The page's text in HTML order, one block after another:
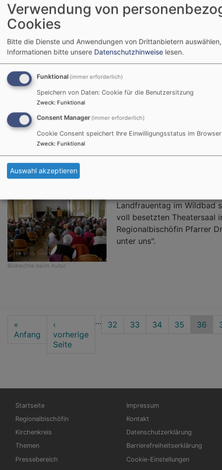
850 Jahre Kirche in Neusitz
Landfrauentag m.
Rothenburg
Bildrechte beim Autor
Landfrauentag im Wildbad
voll besetzten Theatersaal
Regionalbischöfin Pfarrer
unter uns".
Seitennummerierung
First
page
«
Anfang
Vorherige
Seite
‹
vorherige
Seite
… Seite
32 Seite
33 Seite
34 Seite
35 36
Hauptnavigation
Startseite
Regionalbischöfin
Kirchenkreis
Themen
Pressebereich
Fußbereichsmenü
Impressum
Kontakt
Datenschutzerklärung
Barrierefreiheitserklärung
Cookie-Einstellungen
Verwendung von
Cookies
Bitte die Dienste und Anwendungen von Drittanbietern
Informationen bitte unsere Datenschutzhinweise lesen.
Funktional (immer erforderlich)
Speichern von Daten: Cookie für die Benutzersitzung
Zweck: Funktional
Consent Manager (immer erforderlich)
Cookie Consent speichert Ihre Einwilligungsstatus im Browser
Zweck: Funktional
Auswahl akzeptieren